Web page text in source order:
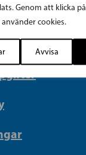
Genom att klicka på
cookies.
Avvisa
Helsingfors